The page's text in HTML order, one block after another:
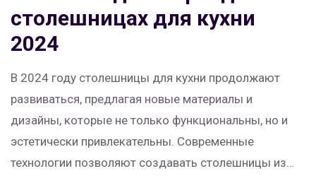
столешницах для кухни
2024
В 2024 году столешницы для кухни продолжают
развиваться, предлагая новые материалы и
дизайны, которые не только функциональны, но и
эстетически привлекательны. Современные
технологии позволяют создавать столешницы из